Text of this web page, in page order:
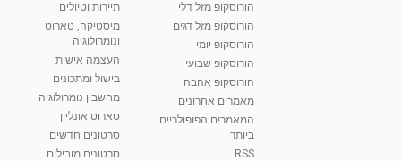
הורוסקופ מזל דלי
הורוסקופ מזל דגים
הורוסקופ יומי
הורוסקופ שבועי
הורוסקופ אהבה
מאמרים אחרונים
המאמרים הפופולריים
ביותר
RSS
תיירות וטיולים
מיסטיקה, טארוט
ונומרולוגיה
העצמה אישית
בישול ומתכונים
מחשבון נומרולוגיה
טארוט אונליין
סרטונים חדשים
סרטונים מובילים